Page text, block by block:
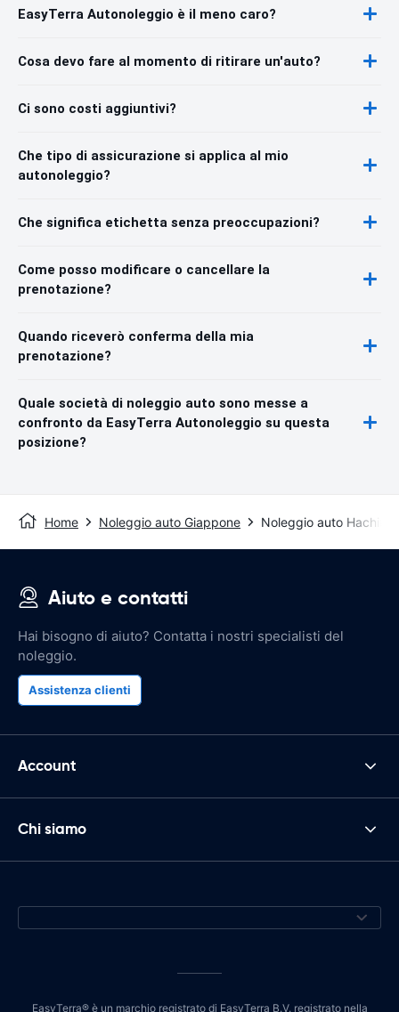
EasyTerra Autonoleggio è il meno caro?
Cosa devo fare al momento di ritirare un'auto?
Ci sono costi aggiuntivi?
Che tipo di assicurazione si applica al mio
autonoleggio?
Che significa etichetta senza preoccupazioni?
Come posso modificare o cancellare la
prenotazione?
Quando riceverò conferma della mia
prenotazione?
Quale società di noleggio auto sono messe a
confronto da EasyTerra Autonoleggio su questa
posizione?
Home Noleggio auto Giappone Noleggio auto
Aiuto e contatti
Hai bisogno di aiuto? Contatta i nostri specialisti del
noleggio.
Assistenza clienti
Account
Chi siamo
EasyTerra® è un marchio registrato di EasyTerra B.V. registrato nella